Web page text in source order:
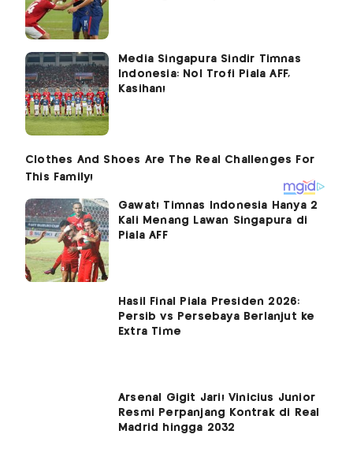
Media Singapura Sindir Timnas
Indonesia: Nol Trofi Piala AFF,
Kasihan!
Gawat! Timnas Indonesia Hanya 2
Kali Menang Lawan Singapura di
Piala AFF
Hasil Final Piala Presiden 2026:
Persib vs Persebaya Berlanjut ke
Extra Time
Arsenal Gigit Jari! Vinicius Junior
Resmi Perpanjang Kontrak di Real
Madrid hingga 2032